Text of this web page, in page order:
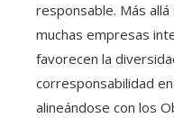
responsable. Más
muchas empresas
favorecen la
corresponsabilidad
alineándose con los